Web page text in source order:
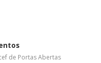
de Portas Abertas